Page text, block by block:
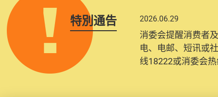
特別通告 2026.06.29
消委会提醒消费者
电、电邮、短讯或
线18222或消委会